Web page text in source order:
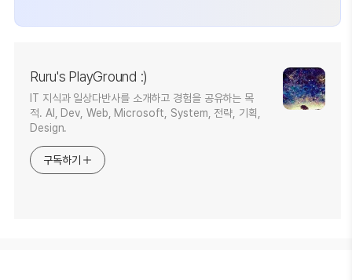
Ruru's PlayGround :)
IT 지식과 일상다반사를 소개하고 경험을 공유하는 목
적. AI, Dev, Web, Microsoft, System, 전략, 기획,
Design.
구독하기